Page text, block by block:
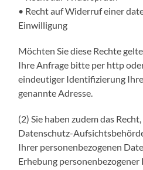
• Recht auf Widerruf einer
Einwilligung
Möchten Sie diese Rechte
Ihre Anfrage bitte per http
eindeutiger Identifizierung
genannte Adresse.
(2) Sie haben zudem das
Datenschutz-
Ihrer personenbezogenen
Erhebung personenbezogener